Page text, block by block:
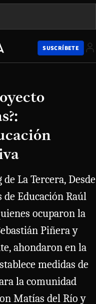
SUSCRÍBETE
La Tercera, Desde
Educación Raúl
ocuparon la
Piñera y
ahondaron en la
medidas de
la comunidad
Matías del Río y